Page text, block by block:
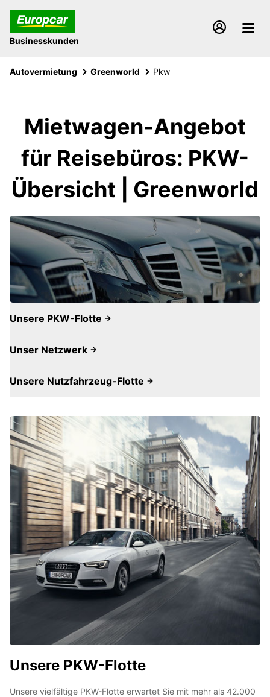
Businesskunden
Autovermietung Greenworld Pkw
Mietwagen-Angebot
für Reisebüros: PKW-
Übersicht | Greenworld
Unsere PKW-Flotte
Unser Netzwerk
Unsere Nutzfahrzeug-Flotte
Unsere PKW-Flotte
Unsere vielfältige PKW-Flotte erwartet Sie mit mehr als 42.000